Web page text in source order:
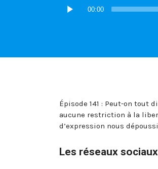
Lecteur
audio
00:00
Épisode 141 : Peut-on tout
aucune restriction à la
d’expression nous
Les réseaux